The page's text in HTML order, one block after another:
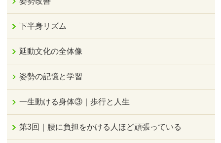
下半身リズム
延動文化の全体像
姿勢の記憶と学習
一生動ける身体③｜歩行と人生
第3回｜腰に負担をかける人ほど頑張っている